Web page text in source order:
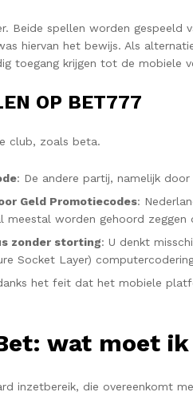
Beide spellen worden
hiervan het bewijs. Als
toegang krijgen tot de mobiele
OP BET777
club, zoals beta.
: De andere partij, namelijk
Geld Promotiecodes:
meestal worden gehoord zeggen
zonder storting: U denkt
Socket Layer)
het feit dat het mobiele
wat moet
inzetbereik, die overeenkomt